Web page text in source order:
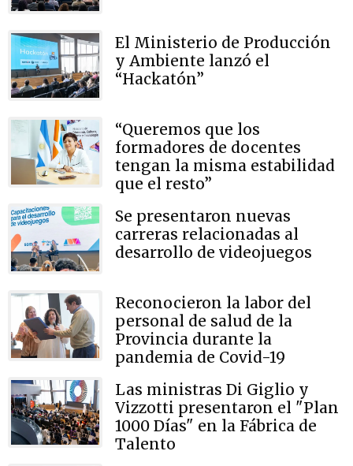
El Ministerio de Producción
y Ambiente lanzó el
“Hackatón”
“Queremos que los
formadores de docentes
tengan la misma estabilidad
que el resto”
Se presentaron nuevas
carreras relacionadas al
desarrollo de videojuegos
Reconocieron la labor del
personal de salud de la
Provincia durante la
pandemia de Covid-19
Las ministras Di Giglio y
Vizzotti presentaron el "Plan
1000 Días" en la Fábrica de
Talento